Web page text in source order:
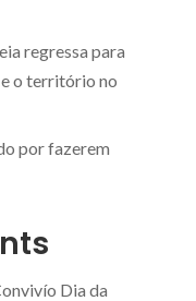
regressa para
o território no
por fazerem
Dia da